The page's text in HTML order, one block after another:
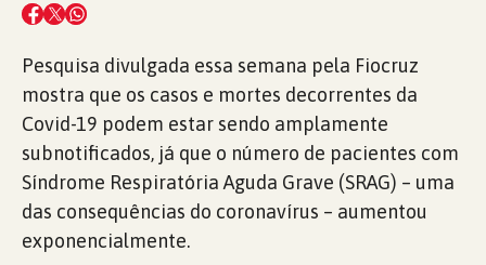
Pesquisa divulgada essa semana pela Fiocruz
mostra que os casos e mortes decorrentes da
Covid-19 podem estar sendo amplamente
subnotificados, já que o número de pacientes com
Síndrome Respiratória Aguda Grave (SRAG) – uma
das consequências do coronavírus – aumentou
exponencialmente.